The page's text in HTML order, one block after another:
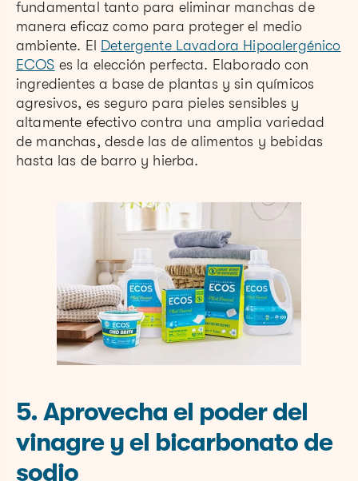
fundamental tanto para eliminar manchas de
manera eficaz como para proteger el medio
ambiente. El Detergente Lavadora Hipoalergénico
ECOS es la elección perfecta. Elaborado con
ingredientes a base de plantas y sin químicos
agresivos, es seguro para pieles sensibles y
altamente efectivo contra una amplia variedad
de manchas, desde las de alimentos y bebidas
hasta las de barro y hierba.
5. Aprovecha el poder del
vinagre y el bicarbonato de
sodio